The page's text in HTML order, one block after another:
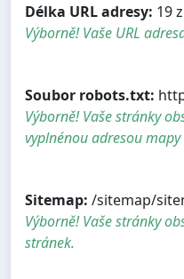
Délka URL adresy: 19
Výborně! Vaše URL
Soubor robots.txt:
Výborně! Vaše stránky
vyplnénou adresou
Sitemap: /sitemap/
Výborně! Vaše stránky
stránek.